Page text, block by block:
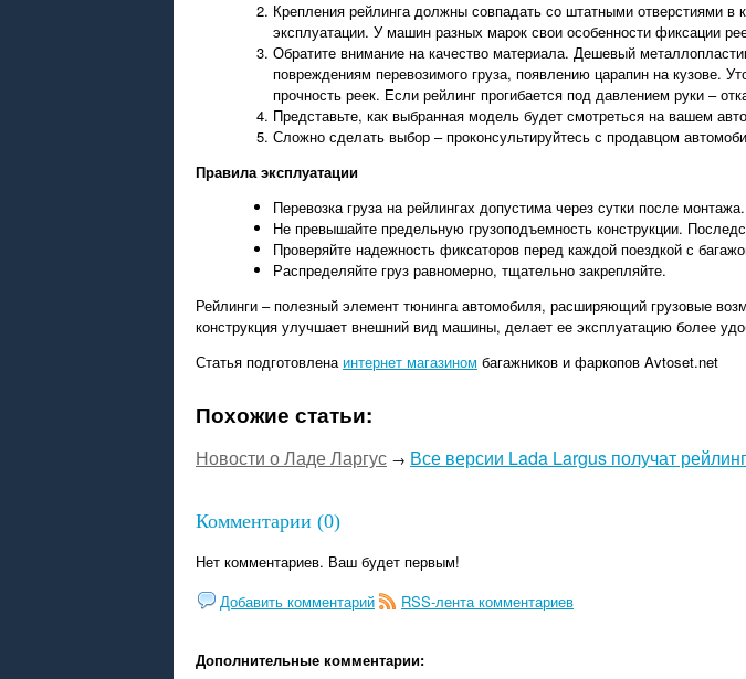
Крепления рейлинга должны совпадать со штатными отверстиями
эксплуатации. У машин разных марок свои особенности фиксации
Обратите внимание на качество материала. Дешевый
повреждениям перевозимого груза, появлению царапин на кузове.
прочность реек. Если рейлинг прогибается под давлением руки –
Представьте, как выбранная модель будет смотреться на вашем
Сложно сделать выбор – проконсультируйтесь с продавцом
Правила эксплуатации
Перевозка груза на рейлингах допустима через сутки после монтажа.
Не превышайте предельную грузоподъемность конструкции.
Проверяйте надежность фиксаторов перед каждой поездкой с
Распределяйте груз равномерно, тщательно закрепляйте.
Рейлинги – полезный элемент тюнинга автомобиля, расширяющий грузовые
конструкция улучшает внешний вид машины, делает ее эксплуатацию более
Статья подготовленаинтернет магазином багажников и фаркопов Avtoset.net
Похожие статьи:
Новости о Ладе Ларгус → Все версии Lada Largus получат
Комментарии (0)
Нет комментариев. Ваш будет первым!
Добавить комментарий
RSS-лента комментариев
Дополнительные комментарии: